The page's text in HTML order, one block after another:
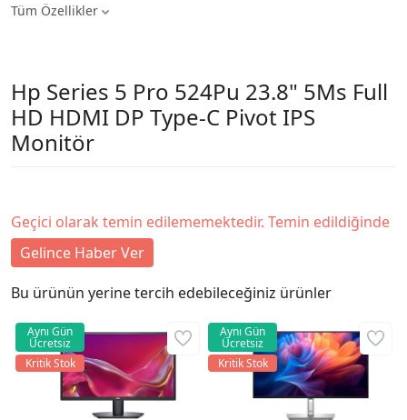
Tüm Özellikler
Hp Series 5 Pro 524Pu 23.8" 5Ms Full
HD HDMI DP Type-C Pivot IPS
Monitör
Geçici olarak temin edilememektedir. Temin edildiğinde
Gelince Haber Ver
Bu ürünün yerine tercih edebileceğiniz ürünler
Aynı Gün
Ücretsiz
Kritik Stok
Aynı Gün
Ücretsiz
Kritik Stok